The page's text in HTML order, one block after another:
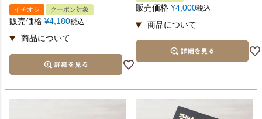
イチオシ クーポン対象
販売価格 ¥4,180税込
販売価格 ¥4,000税込